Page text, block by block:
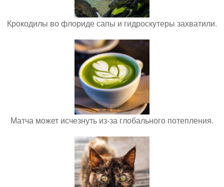
Крокодилы во флориде сапы и гидроскутеры захватили.
Матча может исчезнуть из-за глобального потепления.